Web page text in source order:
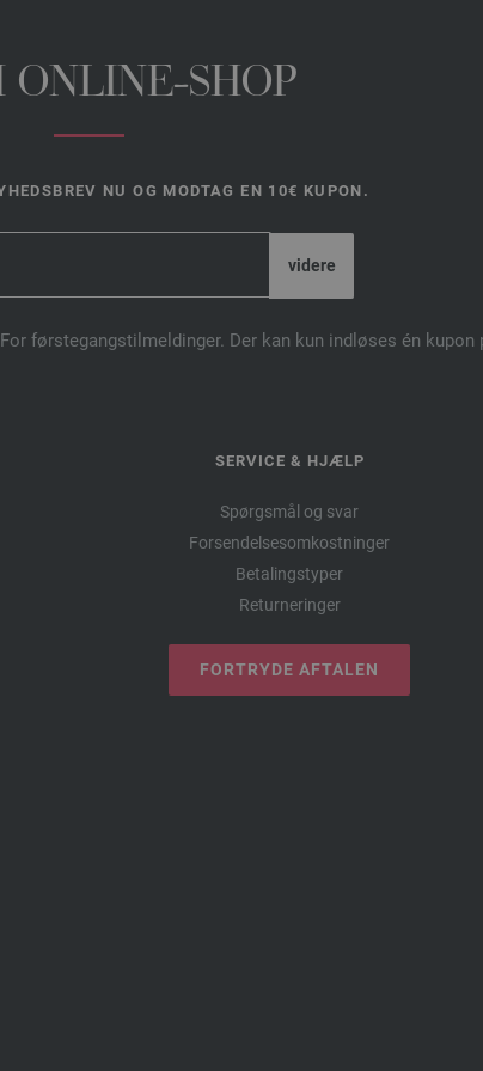
ONLINE-SHOP
NU OG MODTAG EN 10€ KUPON.
førstegangstilmeldinger. Der kan kun indløses én kupon
SERVICE & HJÆLP
Spørgsmål og svar
Forsendelsesomkostninger
Betalingstyper
Returneringer
FORTRYDE AFTALEN